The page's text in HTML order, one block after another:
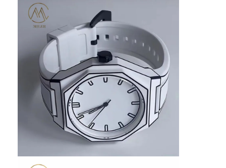
Silicon strap horloge
Lady kwarts horloge
Mensen kwarts horloge
Kwarts licht horloge
Digitaal sporthorloge
Stijlvol paar horloge
Kinderen polshorloge